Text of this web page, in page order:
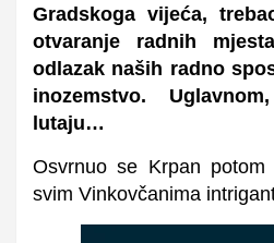
Gradskoga vijeća,
otvaranje radnih
odlazak naših radno
inozemstvo.
lutaju…
Osvrnuo se Krpan
svim Vinkovčanima